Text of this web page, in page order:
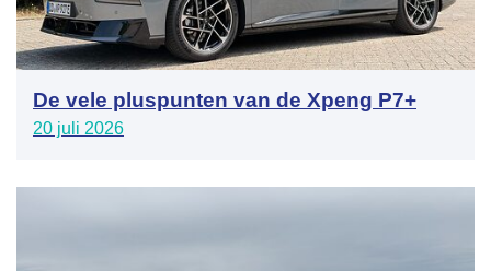
De vele pluspunten van de Xpeng P7+
20 juli 2026